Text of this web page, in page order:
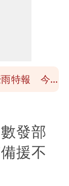
號
雨特報 今
發部
援不